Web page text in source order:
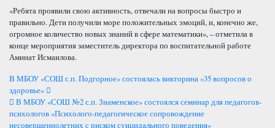
«Ребята проявили свою активность, отвечали на вопросы быстро и
правильно. Дети получили море положительных эмоций, и, конечно же,
огромное количество новых знаний в сфере математики», – отметила в
конце мероприятия заместитель директора по воспитательной работе
Аминат Исмаилова.
Навигация
по
В МБОУ «СОШ с.п. Подгорное» состоялась викторина «35 вопросов о
здоровье»
В МБОУ «СОШ №2 с.п. Знаменское» состоялся семинар для педагогов-
психологов «Психолого-педагогическое сопровождение
несовершеннолетних с риском суицидального поведения»